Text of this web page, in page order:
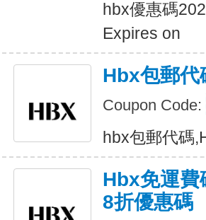
hbx優惠碼
Expires on
Hbx包郵代
Coupon Code:
hbx包郵代碼
Hbx免運費
8折優惠碼